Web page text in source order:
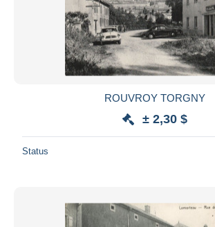
ROUVROY TORGNY
± 2,30 $
Status